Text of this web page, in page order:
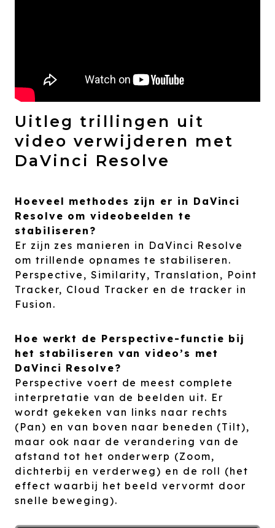
Uitleg trillingen uit
video verwijderen met
DaVinci Resolve
Hoeveel methodes zijn er in DaVinci
Resolve om videobeelden te
stabiliseren?
Er zijn zes manieren in DaVinci Resolve
om trillende opnames te stabiliseren.
Perspective, Similarity, Translation, Point
Tracker, Cloud Tracker en de tracker in
Fusion.
Hoe werkt de Perspective-functie bij
het stabiliseren van video’s met
DaVinci Resolve?
Perspective voert de meest complete
interpretatie van de beelden uit. Er
wordt gekeken van links naar rechts
(Pan) en van boven naar beneden (Tilt),
maar ook naar de verandering van de
afstand tot het onderwerp (Zoom,
dichterbij en verderweg) en de roll (het
effect waarbij het beeld vervormt door
snelle beweging).